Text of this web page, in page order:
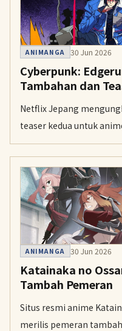
ANIMANGA 30 Jun 2026
Cyberpunk:
Tambahan dan
Netflix Jepang
teaser kedua untuk
pada Selasa. Serial 10
global di Netflix pada
ANIMANGA 30 Jun 2026
Katainaka no
Tambah Pemeran
Situs resmi anime
merilis pemeran